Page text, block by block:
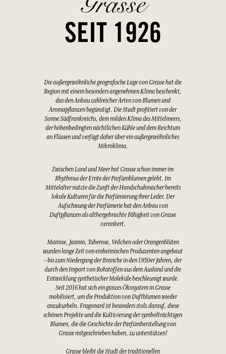
SEIT 1926
Die außergewöhnliche geografische Lage von Grasse hat die
Region mit einem besonders angenehmen Klima beschenkt,
das den Anbau zahlreicher Arten von Blumen und
Aromapflanzen begünstigt. Die Stadt profitiert von der
Sonne Südfrankreichs, dem milden Klima des Mittelmeers,
der höhenbedingten nächtlichen Kühle und dem Reichtum
an Flüssen und verfügt daher über ein außergewöhnliches
Mikroklima.
Zwischen Land und Meer hat Grasse schon immer im
Rhythmus der Ernte der Parfümblumen gelebt. Im
Mittelalter nutzte die Zunft der Handschuhmacher bereits
lokale Kulturen für die Parfümierung ihrer Leder. Der
Aufschwung der Parfümerie hat den Anbau von
Duftpflanzen als althergebrachte Fähigkeit von Grasse
verankert.
Mairose, Jasmin, Tuberose, Veilchen oder Orangenblüten
wurden lange Zeit von einheimischen Produzenten angebaut
– bis zum Niedergang der Branche in den 1950er Jahren, der
durch den Import von Rohstoffen aus dem Ausland und die
Entwicklung synthetischer Moleküle beschleunigt wurde.
Seit 2016 hat sich ein ganzes Ökosystem in Grasse
mobilisiert, um die Produktion von Duftblumen wieder
anzukurbeln. Fragonard ist besonders stolz darauf, diese
schönen Projekte und die Kultivierung der symbolträchtigen
Blumen, die die Geschichte der Parfümherstellung von
Grasse mitgeschrieben haben, zu unterstützen!
Grasse bleibt die Stadt der traditionellen